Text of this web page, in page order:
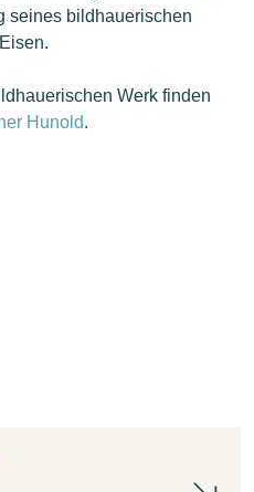
seines bildhauerischen
Werk finden
Hunold.